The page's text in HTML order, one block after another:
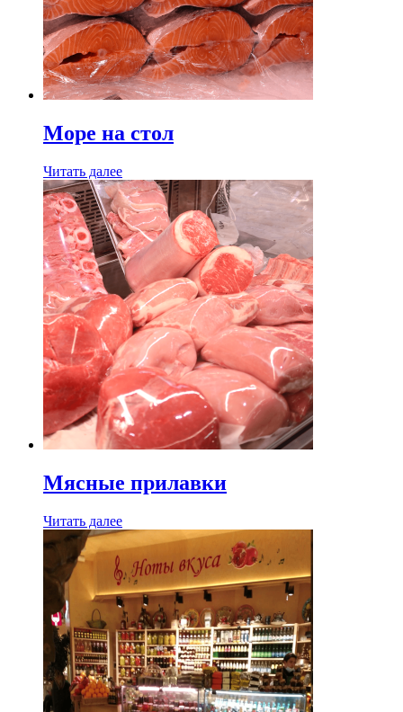
Море на стол
Читать далее
Мясные прилавки
Читать далее